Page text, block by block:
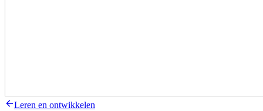
Leren en ontwikkelen